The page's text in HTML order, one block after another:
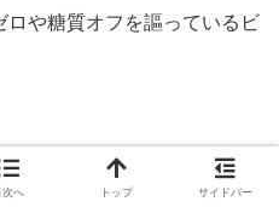
や糖質オフを謳っているビ
次へ トップ サイドバー